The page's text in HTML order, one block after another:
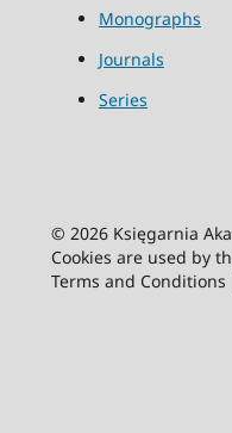
Monographs
Journals
Series
© 2026 Księgarnia
Cookies are used by
Terms and Conditions